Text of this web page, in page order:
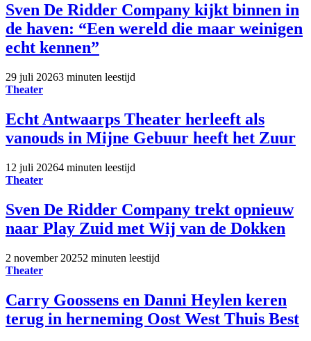
Sven De Ridder Company kijkt binnen in
de haven: “Een wereld die maar weinigen
echt kennen”
29 juli 20263 minuten leestijd
Theater
Echt Antwaarps Theater herleeft als
vanouds in Mijne Gebuur heeft het Zuur
12 juli 20264 minuten leestijd
Theater
Sven De Ridder Company trekt opnieuw
naar Play Zuid met Wij van de Dokken
2 november 20252 minuten leestijd
Theater
Carry Goossens en Danni Heylen keren
terug in herneming Oost West Thuis Best